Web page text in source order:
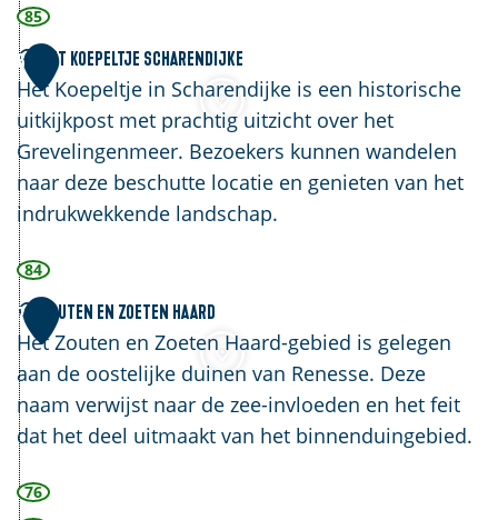
o
r
e
n
'
'
v
e
n
S
c
h
a
r
e
n
d
i
j
k
e
85
6 Het Koepeltje Scharendijke
Het Koepeltje in Scharendijke is een historische
uitkijkpost met prachtig uitzicht over het
Grevelingenmeer. Bezoekers kunnen wandelen
naar deze beschutte locatie en genieten van het
indrukwekkende landschap.
H
e
t
K
o
e
p
e
l
t
j
e
S
c
h
84
7 Zouten en Zoeten Haard
Het Zouten en Zoeten Haard-gebied is gelegen
aan de oostelijke duinen van Renesse. Deze
naam verwijst naar de zee-invloeden en het feit
dat het deel uitmaakt van het binnenduingebied.
Z
o
u
t
e
n
e76